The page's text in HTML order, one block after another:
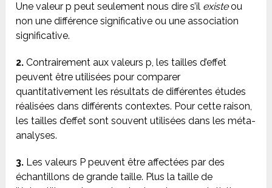
Une valeur p peut seulement nous dire s’il existeou
non une différence significative ou une association
significative.
2. Contrairement aux valeurs p, les tailles d’effet
peuvent être utilisées pour comparer
quantitativement les résultats de différentes études
réalisées dans différents contextes. Pour cette raison,
les tailles d’effet sont souvent utilisées dans les méta-
analyses.
3. Les valeurs P peuvent être affectées par des
échantillons de grande taille. Plus la taille de